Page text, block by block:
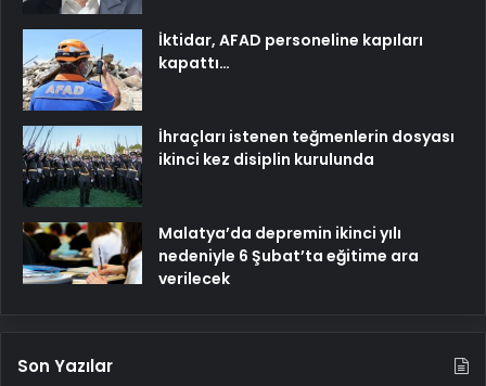
İktidar, AFAD personeline kapıları
kapattı…
İhraçları istenen teğmenlerin dosyası
ikinci kez disiplin kurulunda
Malatya’da depremin ikinci yılı
nedeniyle 6 Şubat’ta eğitime ara
verilecek
Son Yazılar